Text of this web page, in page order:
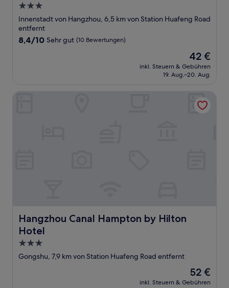
3.0-
Sterne-
Unterkunft
Innenstadt von Hangzhou, 6,5 km von Station Huafeng Road
entfernt
8.4
Bewertungen)
8,4/10 Sehr gut (10 Bewertungen)
Der
Preis
beträgt
42 €
inkl. Steuern & Gebühren
19. Aug.–20. Aug.
Hangzhou Canal Hampton by Hilton
Hotel
Hangzhou Canal Hampton by Hilton Hotel
3.0-
Sterne-
Gongshu, 7,9 km von Station Huafeng Road entfernt
Der
Preis
52 €
inkl. Steuern & Gebühren